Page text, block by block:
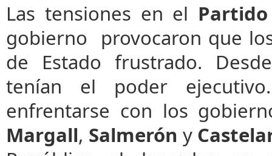
Las tensiones en el
gobierno provocaron que
de Estado frustrado.
tenían el poder
enfrentarse con los
Margall, Salmerón y